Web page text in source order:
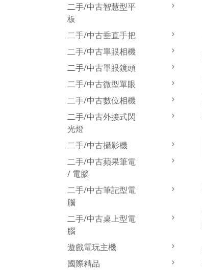
二手/中古智慧型平
板
二手/中古垂直手把
二手/中古單眼相機
二手/中古單眼鏡頭
二手/中古微型單眼
二手/中古數位相機
二手/中古外接式閃
光燈
二手/中古攝影機
二手/中古蘋果筆電
/ 電腦
二手/中古筆記型電
腦
二手/中古桌上型電
腦
遊戲電玩主機
國際精品